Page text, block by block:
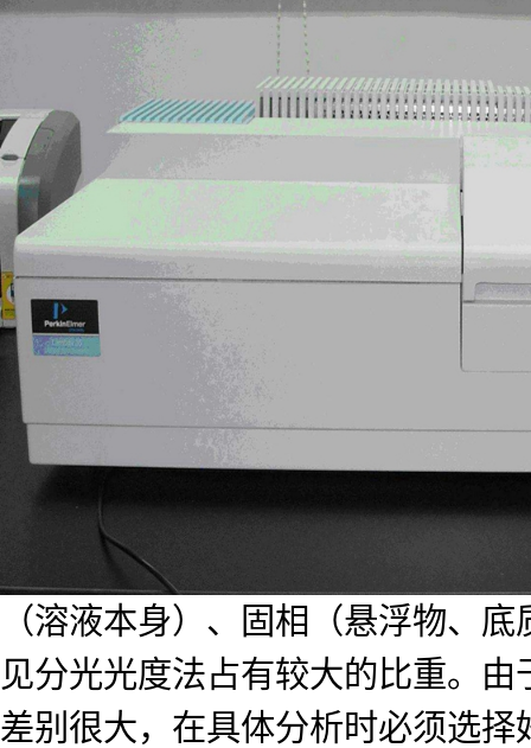
（溶液本身）、固相（悬浮物、
见分光光度法占有较大的比重。
差别很大，在具体分析时必须选